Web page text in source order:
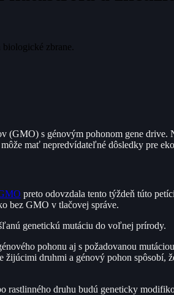
zbrane.
s génovým pohonom gene drive.
mať nepredvídateľné dôsledky pre
preto odovzdala tento týždeň túto
bez GMO v tlačovej správe.
genetickú mutáciu do voľnej prírody.
pohonu aj s požadovanou
druhmi a génový pohon spôsobí,
rastlinného druhu budú geneticky